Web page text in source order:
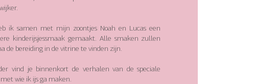
ik samen met mijn zoontjes Noah en Lucas een
kinderijsjessmaak gemaakt. Alle smaken zullen
de bereiding in de vitrine te vinden zijn.
vind je binnenkort de verhalen van de speciale
wie ik ijs ga maken.